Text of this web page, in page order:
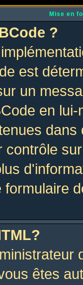
Mise en
?
est
un
en
contrôle
êtes